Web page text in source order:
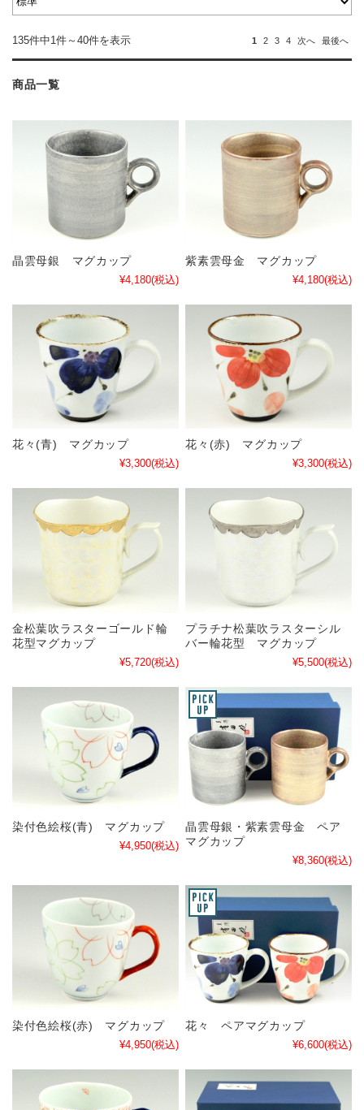
135件中1件～40件を表示 1 2 3 4 次へ 最後へ
商品一覧
晶雲母銀 マグカップ
¥4,180(税込)
紫素雲母金 マグカップ
¥4,180(税込)
花々(青) マグカップ
¥3,300(税込)
花々(赤) マグカップ
¥3,300(税込)
金松葉吹ラスターゴールド輪
花型マグカップ
¥5,720(税込)
プラチナ松葉吹ラスターシル
バー輪花型 マグカップ
¥5,500(税込)
染付色絵桜(青) マグカップ
¥4,950(税込)
晶雲母銀・紫素雲母金 ペア
マグカップ
¥8,360(税込)
染付色絵桜(赤) マグカップ
¥4,950(税込)
花々 ペアマグカップ
¥6,600(税込)